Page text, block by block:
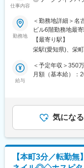
産業融合を図るま
に事業領域は進化
【実績】天王洲ア
市小倉駅前そごう
会社が更なる拡大
り続けていただけ
■当社について
当社は一見古く価
様に売却する不動
当社が手掛ける物
より一層財務基盤
としての革新性と
変更の範囲：会社
仕事内容
■採用背景：
当社は名古屋エリ
ベロッパーです。
現在ディベロッパ
開発など、幅広く
今までは少数精鋭
■業務内容：
＜秘書業務＞
・スケジュール
＜総務業務＞
・SNS更新や情
勤務地
＜勤務地詳細＞名
ビル6階勤務地最
動喫煙対策：屋内
【最寄り駅】
栄駅(愛知県)、栄
給与
＜予定年収＞350
月額（基本給）：
与：年2回※昨年
月）【固定残業制
間）を超え法定労
として支給します
でも目安の金額で
す。月給(月額)は
気になる
【本町3分／転勤